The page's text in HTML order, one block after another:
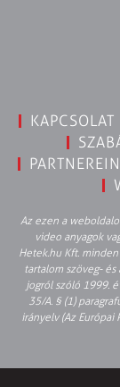
KAPCSOLAT
Az ezen a
video anyagok
Hetek.hu Kft.
tartalom szöveg- és
jogról szóló 1999.
35/A. § (1)
irányelv (Az Európai